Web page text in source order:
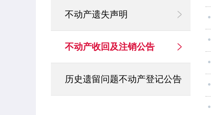
不动产遗失声明
不动产收回及注销公告
历史遗留问题不动产登记公告